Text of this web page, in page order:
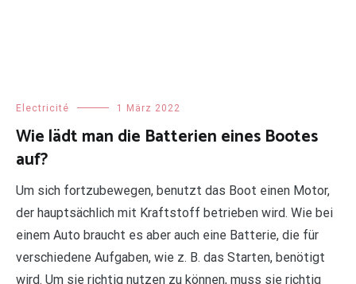
Electricité 1 März 2022
Wie lädt man die Batterien eines Bootes
auf?
Um sich fortzubewegen, benutzt das Boot einen Motor,
der hauptsächlich mit Kraftstoff betrieben wird. Wie bei
einem Auto braucht es aber auch eine Batterie, die für
verschiedene Aufgaben, wie z. B. das Starten, benötigt
wird. Um sie richtig nutzen zu können, muss sie richtig